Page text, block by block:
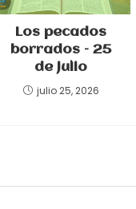
Los pecados
borrados – 25
de julio
julio 25, 2026